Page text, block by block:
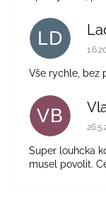
LD
Vše rychle, bez
VB
Super louhcka
musel povolit.